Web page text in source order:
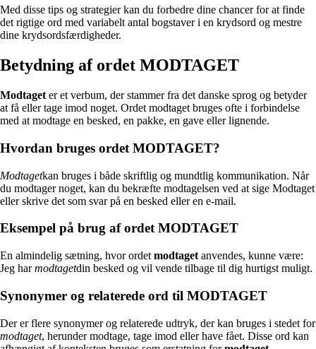
Med disse tips og strategier kan du forbedre dine chancer for at finde
det rigtige ord med variabelt antal bogstaver i en krydsord og mestre
dine krydsordsfærdigheder.
Betydning af ordet MODTAGET
Modtaget er et verbum, der stammer fra det danske sprog og betyder
at få eller tage imod noget. Ordet modtaget bruges ofte i forbindelse
med at modtage en besked, en pakke, en gave eller lignende.
Hvordan bruges ordet MODTAGET?
Modtagetkan bruges i både skriftlig og mundtlig kommunikation. Når
du modtager noget, kan du bekræfte modtagelsen ved at sige Modtaget
eller skrive det som svar på en besked eller en e-mail.
Eksempel på brug af ordet MODTAGET
En almindelig sætning, hvor ordet modtaget anvendes, kunne være:
Jeg harmodtagetdin besked og vil vende tilbage til dig hurtigst muligt.
Synonymer og relaterede ord til MODTAGET
Der er flere synonymer og relaterede udtryk, der kan bruges i stedet for
modtaget, herunder modtage, tage imod eller have fået. Disse ord kan